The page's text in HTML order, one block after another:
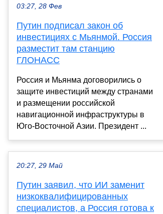
03:27, 28 Фев
Путин подписал закон об
инвестициях с Мьянмой. Россия
разместит там станцию
ГЛОНАСС
Россия и Мьянма договорились о
защите инвестиций между странами
и размещении российской
навигационной инфраструктуры в
Юго-Восточной Азии. Президент ...
20:27, 29 Май
Путин заявил, что ИИ заменит
низкоквалифицированных
специалистов, а Россия готова к